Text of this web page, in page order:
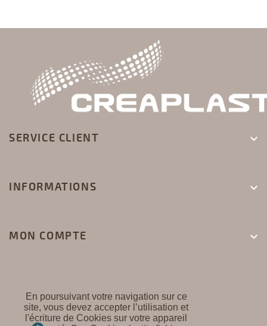
SERVICE CLIENT 
INFORMATIONS 
MON COMPTE 
En poursuivant votre navigation sur ce
site, vous devez accepter l’utilisation et
l'écriture de Cookies sur votre appareil
CREAPLAST ©